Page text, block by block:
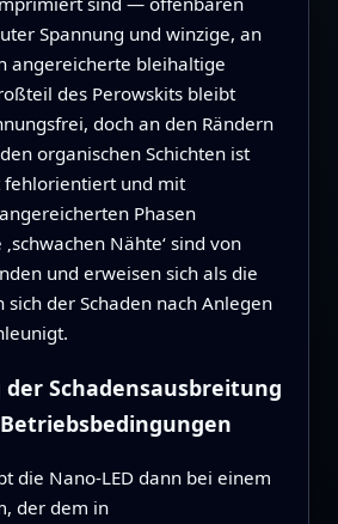
Spannung und winzige, an
angereicherte bleihaltige
des Perowskits bleibt
doch an den Rändern
organischen Schichten ist
fehlorientiert und mit
Phasen
Nähte‘ sind von
und erweisen sich als die
sich der Schaden nach Anlegen
Schadensausbreitung
die Nano‑LED dann bei einem
der dem in